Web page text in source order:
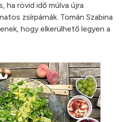
ha rövid idő múlva újra
zsírpárnák. Tomán Szabina
hogy elkerülhető legyen a